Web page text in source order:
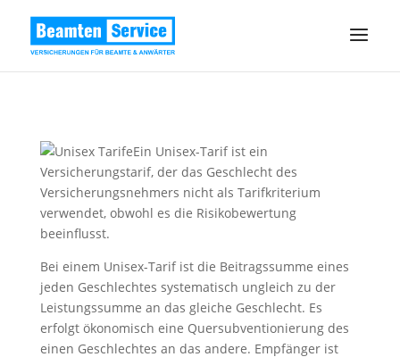
Ein Unisex-Tarif ist ein
Versicherungstarif, der das Geschlecht des
Versicherungsnehmers nicht als Tarifkriterium
verwendet, obwohl es die Risikobewertung
beeinflusst.
Bei einem Unisex-Tarif ist die Beitragssumme eines
jeden Geschlechtes systematisch ungleich zu der
Leistungssumme an das gleiche Geschlecht. Es
erfolgt ökonomisch eine Quersubventionierung des
einen Geschlechtes an das andere. Empfänger ist